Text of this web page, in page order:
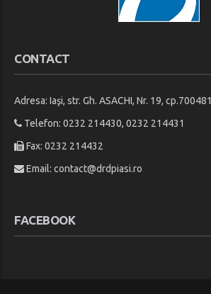
CONTACT
Adresa: Iaşi, str. Gh. ASACHI, Nr. 19, cp.700481
Telefon: 0232 214430, 0232 214431
Fax: 0232 214432
Email: contact@drdpiasi.ro
FACEBOOK